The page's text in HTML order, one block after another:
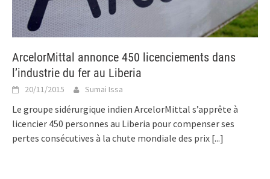
ArcelorMittal annonce 450 licenciements dans
l’industrie du fer au Liberia
20/11/2015 Sumai Issa
Le groupe sidérurgique indien ArcelorMittal s’apprête à
licencier 450 personnes au Liberia pour compenser ses
pertes consécutives à la chute mondiale des prix [...]